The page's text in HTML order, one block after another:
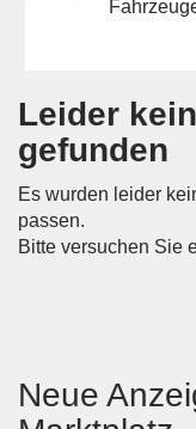
Leider
gefunden
Es wurden leider
passen.
Bitte versuchen Sie
Neue